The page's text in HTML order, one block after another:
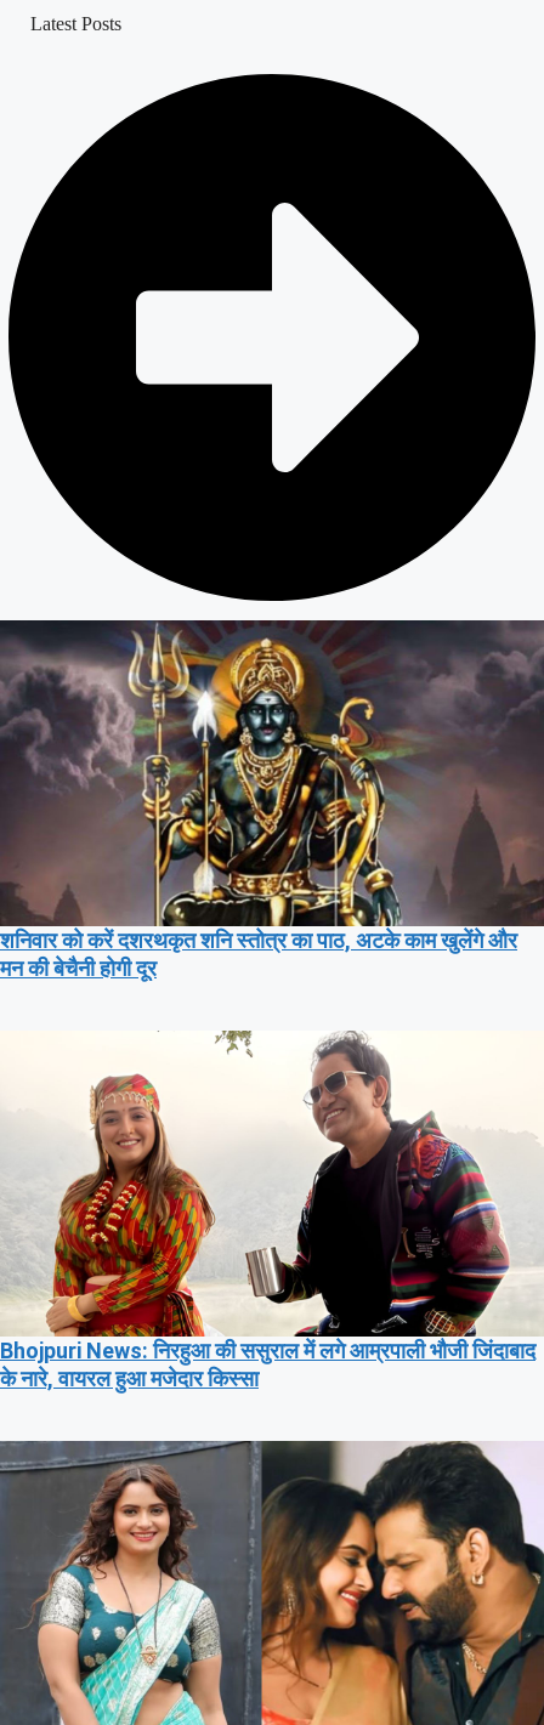
Latest Posts
शनिवार को करें दशरथकृत शनि स्तोत्र का पाठ, अटके काम खुलेंगे और
मन की बेचैनी होगी दूर
Bhojpuri News: निरहुआ की ससुराल में लगे आम्रपाली भौजी जिंदाबाद
के नारे, वायरल हुआ मजेदार किस्सा